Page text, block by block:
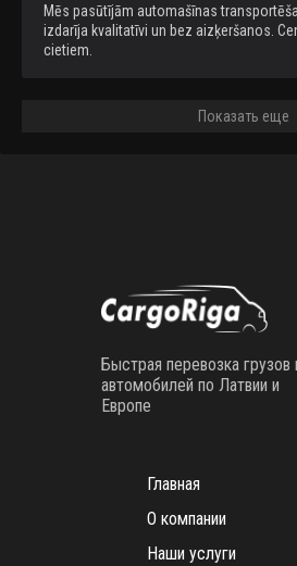
Mēs pasūtījām automašīnas
izdarīja kvalitatīvi un bez aizķeršanos.
cietiem.
Показать еще
Быстрая перевозка грузов
автомобилей по Латвии и
Европе
Главная
О компании
Наши услуги